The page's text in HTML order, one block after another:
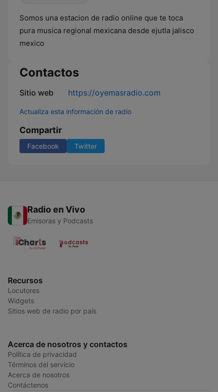
Somos una estacion de radio online que te toca
pura musica regional mexicana desde ejutla jalisco
mexico
Contactos
Sitio web https://oyemasradio.com
Actualiza esta información de radio
Compartir
Facebook Twitter
Radio en Vivo
Emisoras y Podcasts
Recursos
Locutores
Widgets
Sitios web de radio por país
Acerca de nosotros y contactos
Política de privacidad
Términos del servicio
Acerca de nosotros
Contáctenos